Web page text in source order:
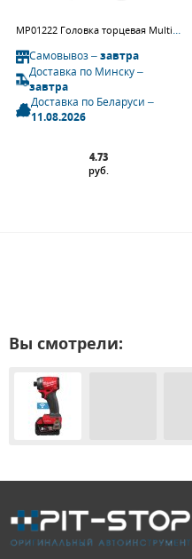
MP01222 Головка торцевая MultiProf 1/2"DR, 22 мм
Самовывоз –завтра
Доставка по Минску –
завтра
Доставка по Беларуси –
11.08.2026
4.73
руб.
Вы смотрели: